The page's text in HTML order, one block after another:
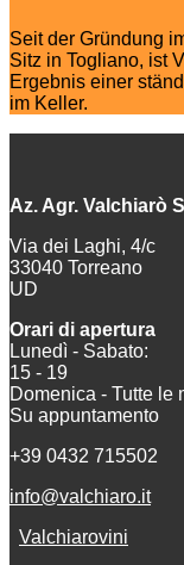
Seit der Gründung
Sitz in Togliano, ist
Ergebnis einer
im Keller.
Az. Agr. Valchiarò
Via dei Laghi, 4/c
33040 Torreano
UD
Orari di apertura
Lunedì - Sabato:
15 - 19
Domenica - Tutte le
Su appuntamento
+39 0432 715502
info@valchiaro.it
Valchiarovini